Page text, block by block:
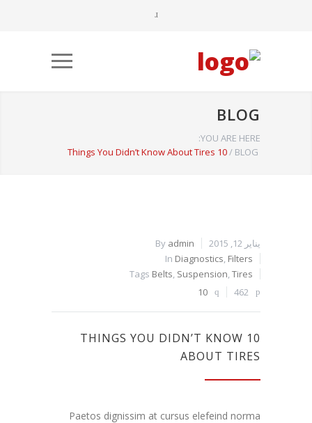
BLOG
YOU ARE HERE:
BLOG
/
10 Things You Didn’t Know About Tires
يناير 12, 2015 By admin
In Diagnostics, Filters
Tags Belts, Suspension,Tires
462
10
10 THINGS YOU DIDN’T KNOW
ABOUT TIRES
Paetos dignissim at cursus elefeind norma